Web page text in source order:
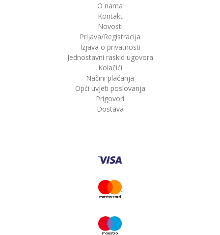
O nama
Kontakt
Novosti
Prijava/Registracija
Izjava o privatnosti
Jednostavni raskid ugovora
Kolačići
Načini plaćanja
Opći uvjeti poslovanja
Prigovori
Dostava